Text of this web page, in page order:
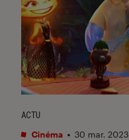
ACTU
Cinéma • 30 mar. 2023